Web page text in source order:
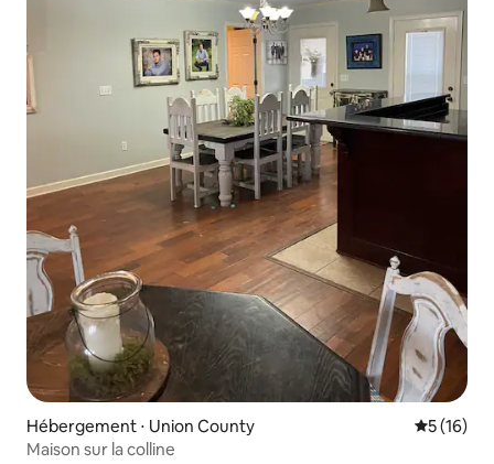
Hébergement ⋅ Union County
5 (16)
Maison sur la colline